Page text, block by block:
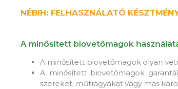
NÉBIH: FELHASZNÁLATÓ
A minősített biovetőmagok
A minősített biovetőmagok olyan
A minősített biovetőmagok
szereket, műtrágyákat vagy más